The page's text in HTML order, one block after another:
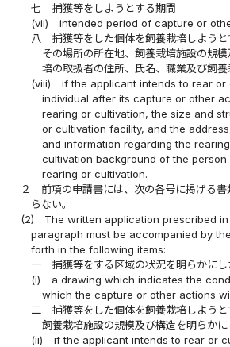
七
捕獲等をしようとする期間
(vii)
intended period of capture or
八
捕獲等をした個体を飼養栽培しようと
その場所の所在地、飼養栽培施設の規
培の取扱者の住所、氏名、職業及び飼
(viii)
if the applicant intends to rear or
individual after its capture or other
rearing or cultivation, the size and
or cultivation facility, and the
and information regarding the
cultivation background of the
rearing or cultivation.
２
前項の申請書には、次の各号に掲げる
らない。
(2)
The written application prescribed
paragraph must be accompanied by
forth in the following items:
一
捕獲等をする区域の状況を明らかにし
(i)
a drawing which indicates the
which the capture or other actions
二
捕獲等をした個体を飼養栽培しようと
飼養栽培施設の規模及び構造を明らか
(ii)
if the applicant intends to rear or